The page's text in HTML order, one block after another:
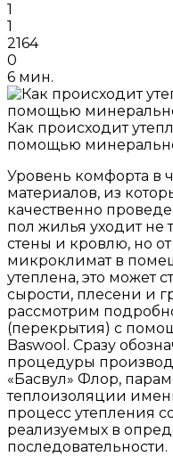
1
1
2164
0
6 мин.
Как происходит
помощью
Уровень комфорта в
материалов, из
качественно
пол жилья уходит не
стены и кровлю, но
микроклимат в
утеплена, это может
сырости, плесени и
рассмотрим
(перекрытия) с
Baswool. Сразу
процедуры
«Басвул» Флор,
теплоизоляции
процесс утепления
реализуемых в
последовательности.